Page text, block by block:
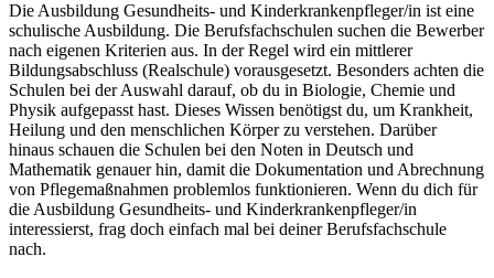
Die Ausbildung Gesundheits- und Kinderkrankenpfleger/in ist eine
schulische Ausbildung. Die Berufsfachschulen suchen die Bewerber
nach eigenen Kriterien aus. In der Regel wird ein mittlerer
Bildungsabschluss (Realschule) vorausgesetzt. Besonders achten die
Schulen bei der Auswahl darauf, ob du in Biologie, Chemie und
Physik aufgepasst hast. Dieses Wissen benötigst du, um Krankheit,
Heilung und den menschlichen Körper zu verstehen. Darüber
hinaus schauen die Schulen bei den Noten in Deutsch und
Mathematik genauer hin, damit die Dokumentation und Abrechnung
von Pflegemaßnahmen problemlos funktionieren. Wenn du dich für
die Ausbildung Gesundheits- und Kinderkrankenpfleger/in
interessierst, frag doch einfach mal bei deiner Berufsfachschule
nach.